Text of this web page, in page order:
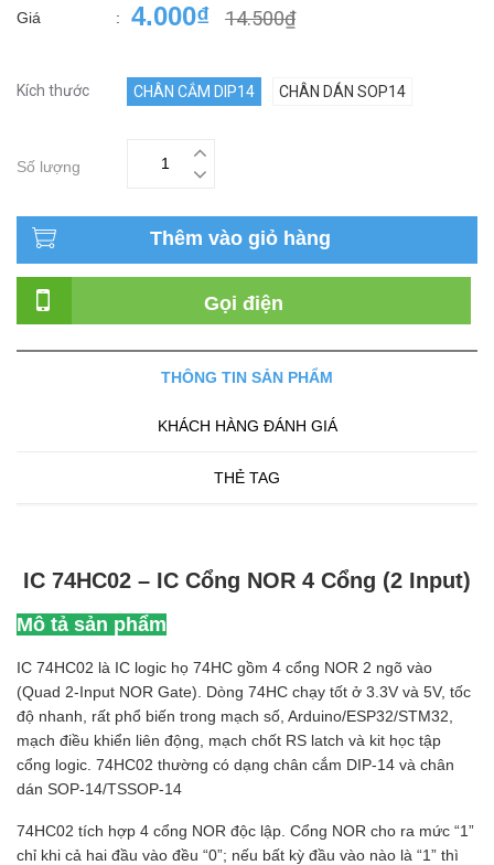
Giá
: 4.000₫ 14.500₫
Kích thước CHÂN CẮM DIP14 CHÂN DÁN SOP14
Số lượng
Thêm vào giỏ hàng
Gọi điện
THÔNG TIN SẢN PHẨM
KHÁCH HÀNG ĐÁNH GIÁ
THẺ TAG
IC 74HC02 – IC Cổng NOR 4 Cổng (2 Input)
Mô tả sản phẩm
IC 74HC02 là IC logic họ 74HC gồm 4 cổng NOR 2 ngõ vào
(Quad 2-Input NOR Gate). Dòng 74HC chạy tốt ở 3.3V và 5V, tốc
độ nhanh, rất phổ biến trong mạch số, Arduino/ESP32/STM32,
mạch điều khiển liên động, mạch chốt RS latch và kit học tập
cổng logic. 74HC02 thường có dạng chân cắm DIP-14 và chân
dán SOP-14/TSSOP-14
74HC02 tích hợp 4 cổng NOR độc lập. Cổng NOR cho ra mức “1”
chỉ khi cả hai đầu vào đều “0”; nếu bất kỳ đầu vào nào là “1” thì